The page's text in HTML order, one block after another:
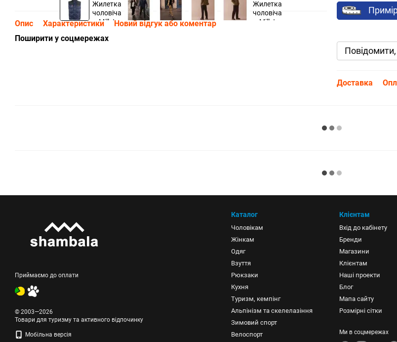
Опис Характеристики
Новий відгук або коментар
Поширити у соцмережах
Доставка
Приймаємо до оплати
© 2003—2026
Товари для туризму та активного відпочинку
Мобільна версія
Каталог
Чоловікам
Жінкам
Одяг
Взуття
Рюкзаки
Кухня
Туризм, кемпінг
Альпінізм та скелелазіння
Зимовий спорт
Велоспорт
Клієнтам
Вхід до кабінету
Бренди
Магазини
Клієнтам
Наші проекти
Блог
Мапа сайту
Розмірні сітки
Ми в соцмережах